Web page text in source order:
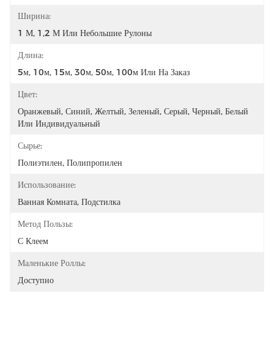
Ширина:
1 М, 1,2 М Или Небольшие Рулоны
Длина:
5м, 10м, 15м, 30м, 50м, 100м Или На Заказ
Цвет:
Оранжевый, Синий, Желтый, Зеленый, Серый, Черный, Белый
Или Индивидуальный
Сырье:
Полиэтилен, Полипропилен
Использование:
Ванная Комната, Подстилка
Метод Пользы:
С Клеем
Маленькие Роллы:
Доступно